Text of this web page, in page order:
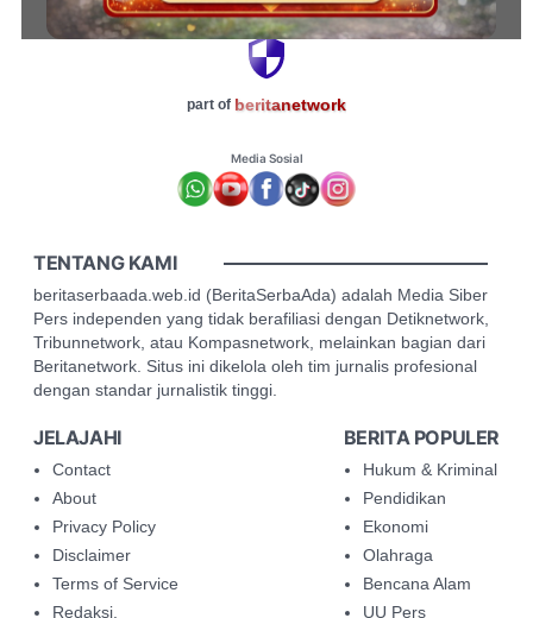
part of beritanetwork
Media Sosial
TENTANG KAMI
beritaserbaada.web.id (BeritaSerbaAda) adalah Media Siber
Pers independen yang tidak berafiliasi dengan Detiknetwork,
Tribunnetwork, atau Kompasnetwork, melainkan bagian dari
Beritanetwork. Situs ini dikelola oleh tim jurnalis profesional
dengan standar jurnalistik tinggi.
JELAJAHI
Contact
About
Privacy Policy
Disclaimer
Terms of Service
Redaksi.
BERITA POPULER
Hukum & Kriminal
Pendidikan
Ekonomi
Olahraga
Bencana Alam
UU Pers